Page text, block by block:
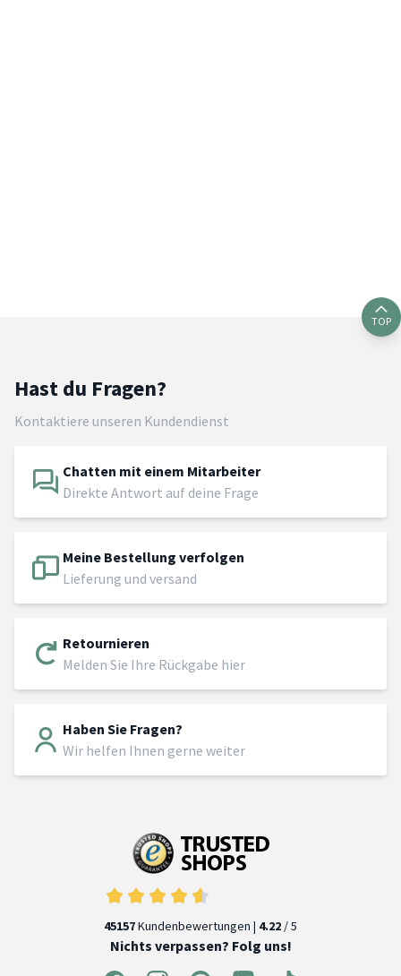
TOP
Hast du Fragen?
Kontaktiere unseren Kundendienst
Chatten mit einem Mitarbeiter
Direkte Antwort auf deine Frage
Meine Bestellung verfolgen
Lieferung und versand
Retournieren
Melden Sie Ihre Rückgabe hier
Haben Sie Fragen?
Wir helfen Ihnen gerne weiter
45157Kundenbewertungen | 4.22 / 5
Nichts verpassen? Folg uns!